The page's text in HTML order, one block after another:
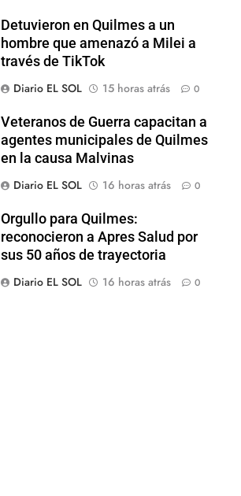
Detuvieron en Quilmes a un
hombre que amenazó a Milei a
través de TikTok
Diario EL SOL
15 horas atrás 0
Veteranos de Guerra capacitan a
agentes municipales de Quilmes
en la causa Malvinas
Diario EL SOL
16 horas atrás 0
Orgullo para Quilmes:
reconocieron a Apres Salud por
sus 50 años de trayectoria
Diario EL SOL
16 horas atrás 0